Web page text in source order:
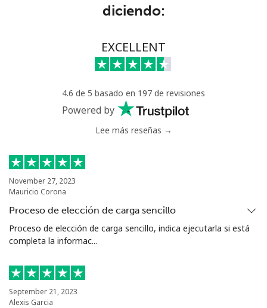
⁦$10⁩
40 min por
⁦$10⁩
⁦$10⁩
Us Virgin Islands
All country ⁦17.5¢⁩
Línea fija
59 min por
Celular ⁦16.9¢⁩
diciendo:
EXCELLENT
4.6 de 5 basado en 197 de revisiones
Powered by
Lee más reseñas →
November 27, 2023
Mauricio Corona
Proceso de elección de carga sencillo
Proceso de elección de carga sencillo, indica ejecutarla si está
completa la informac...
September 21, 2023
Alexis Garcia